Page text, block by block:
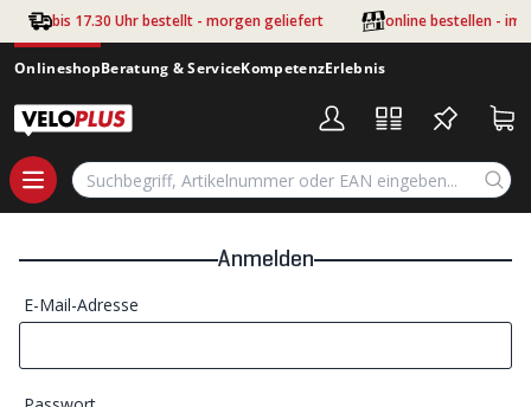
Zum Hauptinhalt springen
bis 17.30 Uhr bestellt - morgen geliefert online bestellen - im
OnlineshopBeratung & ServiceKompetenzErlebnis
Anmelden
E-Mail-Adresse